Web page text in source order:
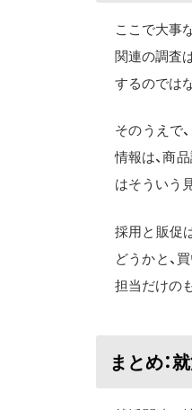
ここで大事
関連の調査
するのでは
そのうえで
情報は、商
はそういう
採用と販促
どうかと、
担当だけの
まとめ：